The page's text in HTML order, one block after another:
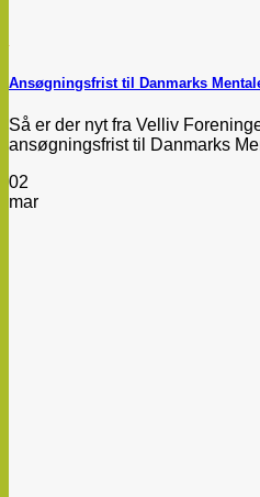
Ansøgningsfrist til Danmarks
Så er der nyt fra Velliv
ansøgningsfrist til Danmarks
02
mar